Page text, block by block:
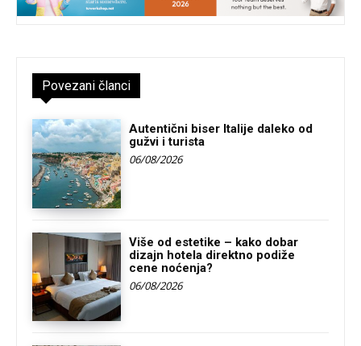
Povezani članci
Autentični biser Italije daleko od
gužvi i turista
06/08/2026
Više od estetike – kako dobar
dizajn hotela direktno podiže
cene noćenja?
06/08/2026